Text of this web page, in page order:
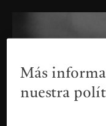
Más
nuestra